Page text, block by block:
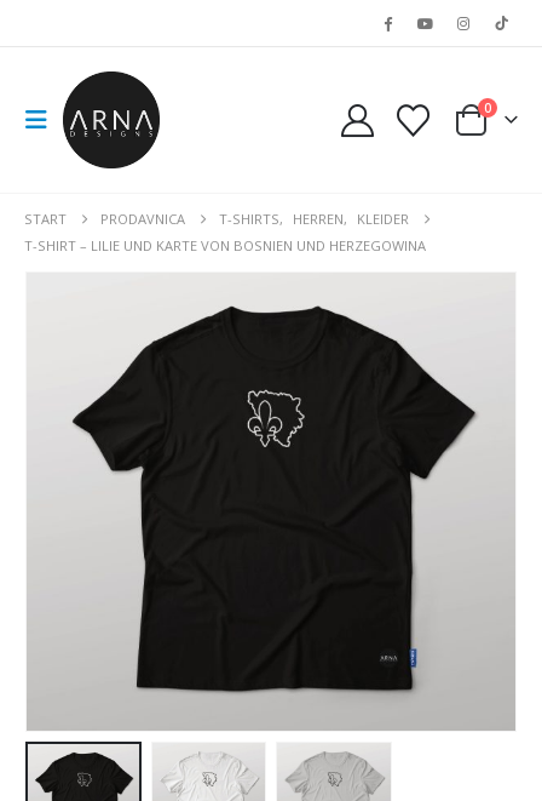
0
START PRODAVNICA T-SHIRTS, HERREN,
KLEIDER
T-SHIRT – LILIE UND KARTE VON BOSNIEN UND HERZEGOWINA